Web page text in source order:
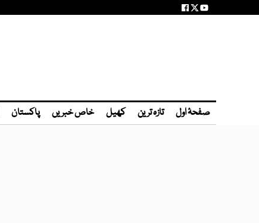
صفحۂ اول تازہ ترین کھیل خاص خبریں پاکستان